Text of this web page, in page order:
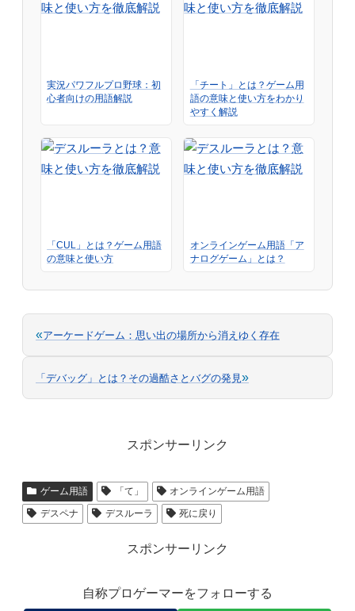
実況パワフルプロ野球：初
心者向けの用語解説
「チート」とは？ゲーム用
語の意味と使い方をわかり
やすく解説
「CUL」とは？ゲーム用語
の意味と使い方
オンラインゲーム用語「ア
ナログゲーム」とは？
«アーケードゲーム：思い出の場所から消えゆく存在
「デバッグ」とは？その過酷さとバグの発見 »
スポンサーリンク
ゲーム用語 「て」
オンラインゲーム用語
デスペナ
デスルーラ 死に戻り
スポンサーリンク
自称プロゲーマーをフォローする